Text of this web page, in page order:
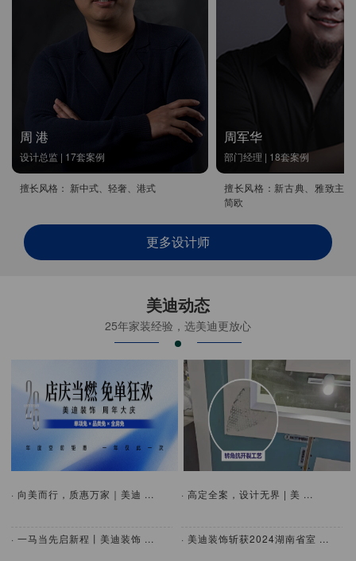
周 港
设计总监 | 17套案例
擅长风格： 新中式、轻奢、港式
周军华
部门经理 | 18套案例
擅长风格：新古典、雅致主
简欧
更多设计师
美迪动态
25年家装经验，选美迪更放心
· 向美而行，质惠万家｜美迪 ...
· 一马当先启新程丨美迪装饰 ...
· 高定全案，设计无界 | 美 ...
· 美迪装饰斩获2024湖南省室 ...